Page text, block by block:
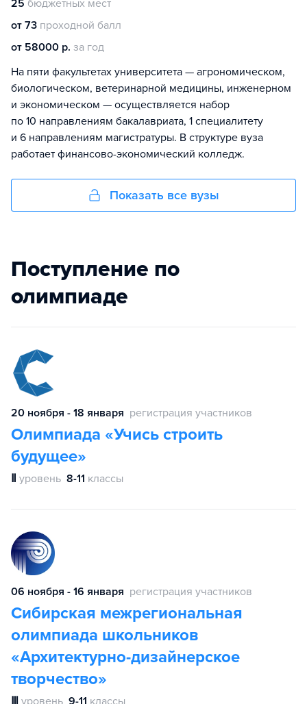
25 бюджетных мест
от 73 проходной балл
от 58000 р. за год
На пяти факультетах университета — агрономическом,
биологическом, ветеринарной медицины, инженерном
и экономическом — осуществляется набор
по 10 направлениям бакалавриата, 1 специалитету
и 6 направлениям магистратуры. В структуре вуза
работает финансово-экономический колледж.
Показать все вузы
Поступление по
олимпиаде
20 ноября - 18 января регистрация участников
Олимпиада «Учись строить
будущее»
Ⅱ уровень 8-11 классы
06 ноября - 16 января регистрация участников
Сибирская межрегиональная
олимпиада школьников
«Архитектурно-дизайнерское
творчество»